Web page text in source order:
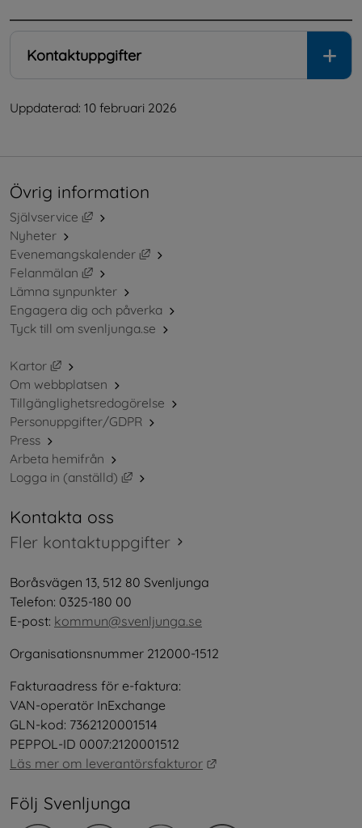
Kontaktuppgifter
Uppdaterad: 10 februari 2026
Övrig information
Självservice
Länk till annan webbplats, öppnas i nytt fönster.
Nyheter
Evenemangskalender
Länk till annan webbplats, öppnas i
Felanmälan
Länk till annan webbplats, öppnas i nytt fönster.
Lämna synpunkter
Engagera dig och påverka
Tyck till om svenljunga.se
Kartor
Länk till annan webbplats, öppnas i nytt fönster.
Om webbplatsen
Tillgänglighetsredogörelse
Personuppgifter/GDPR
Press
Arbeta hemifrån
Logga in (anställd)
Länk till annan webbplats, öppnas i nytt
Kontakta oss
Fler kontaktuppgifter
Boråsvägen 13, 512 80 Svenljunga
Telefon: 0325-180 00
E-post: kommun@svenljunga.se
Organisationsnummer 212000-1512
Fakturaadress för e-faktura:
VAN-operatör InExchange
GLN-kod: 7362120001514
PEPPOL-ID 0007:2120001512
Läs mer om leverantörsfakturor
Följ Svenljunga